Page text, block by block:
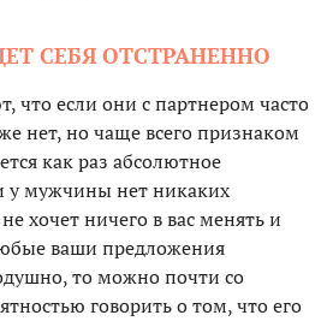
СЕБЯ ОТСТРАНЕННO
что если они с партнером часто
нет, но чаще всего признаком
как раз абсолютное
у мужчины нет никаких
хочет ничего в вас менять и
ваши предложения
то можно почти со
говорить о том, что его